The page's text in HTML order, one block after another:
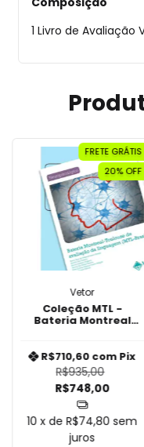
1 Livro de Avaliação
FRETE GRÁTIS
20% OFF
Vetor
Coleção MTL -
Bateria Montreal
Linguagem
R$935,00
R$748,00
R$710,60 comPix
10 x deR$74,80 sem
juros